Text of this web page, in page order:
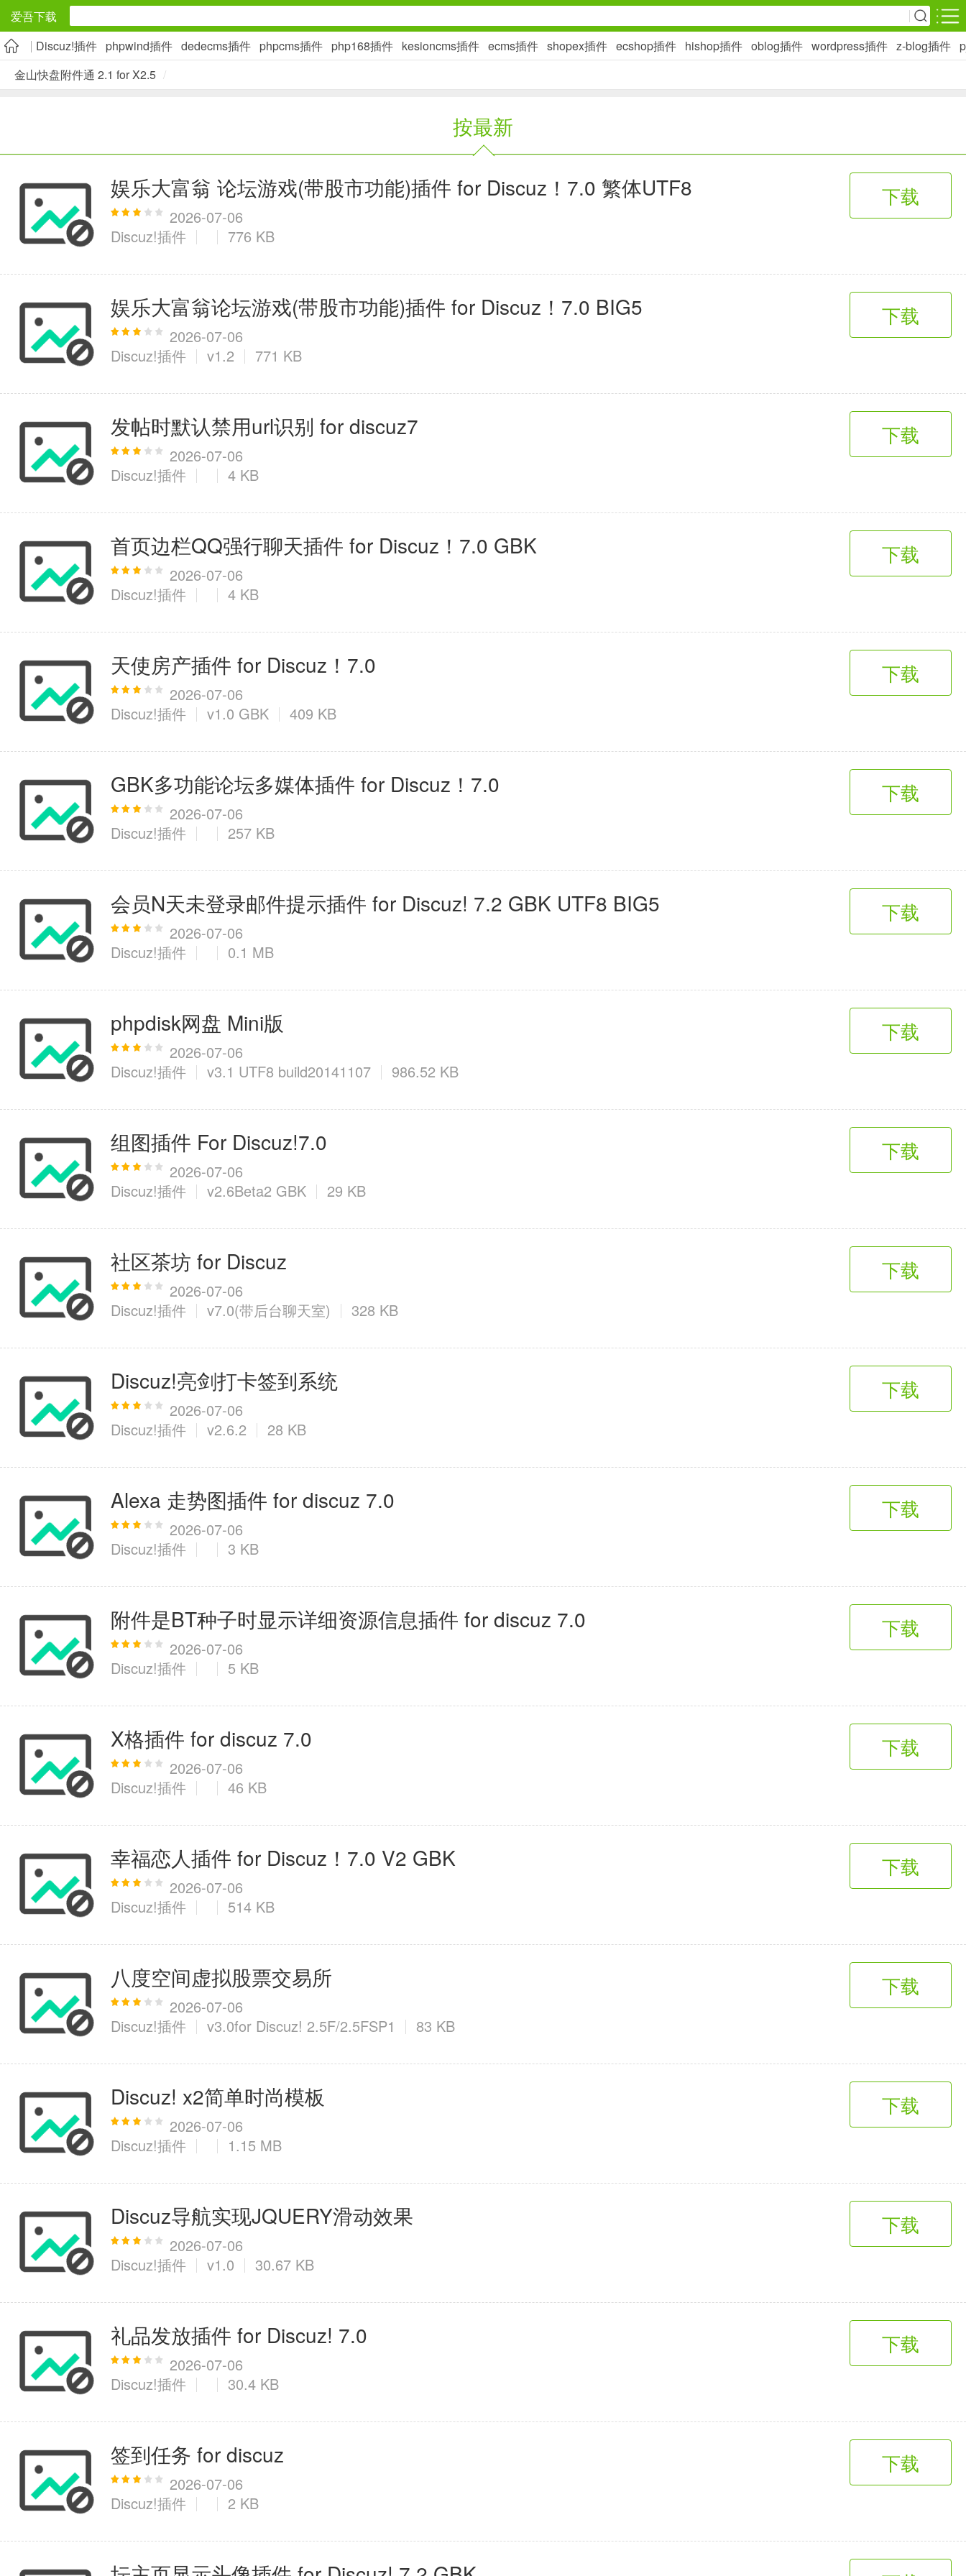
爱吾下载
安卓应用 安卓游戏
旅游出行
社交通讯
2千+款应用
影音播放
实用工具
2万+款应用
金融理财
6千+款应用
资讯阅读
1万+款应用
学习办公
3万+款应用
生活服务
医疗健康
6千+款应用
2百+款应用
3千+款应用
图像拍照
9百+款应用
Discuz!插件 phpwind插件 dedecms插件 phpcms插件 php168插件 kesioncms插件 ecms插件 shopex插件 ecshop插件 hishop插件 oblog插件 wordpress插件 z-blog插件
金山快盘附件通 2.1 for X2.5 /
按最新
娱乐大富翁 论坛游戏(带股市功能)插件 for Discuz！7.0 繁体UTF8
2026-07-06
Discuz!插件
776 KB
下载
娱乐大富翁论坛游戏(带股市功能)插件 for Discuz！7.0 BIG5
2026-07-06
Discuz!插件
v1.2 771 KB
下载
发帖时默认禁用url识别 for discuz7
2026-07-06
Discuz!插件
4 KB
下载
首页边栏QQ强行聊天插件 for Discuz！7.0 GBK
2026-07-06
Discuz!插件
4 KB
下载
天使房产插件 for Discuz！7.0
2026-07-06
Discuz!插件
v1.0 GBK 409 KB
下载
GBK多功能论坛多媒体插件 for Discuz！7.0
2026-07-06
Discuz!插件
257 KB
下载
会员N天未登录邮件提示插件 for Discuz! 7.2 GBK UTF8 BIG5
2026-07-06
Discuz!插件
0.1 MB
下载
phpdisk网盘 Mini版
2026-07-06
Discuz!插件
v3.1 UTF8 build20141107 986.52 KB
下载
组图插件 For Discuz!7.0
2026-07-06
Discuz!插件
v2.6Beta2 GBK 29 KB
下载
社区茶坊 for Discuz
2026-07-06
Discuz!插件
v7.0(带后台聊天室) 328 KB
下载
Discuz!亮剑打卡签到系统
2026-07-06
Discuz!插件
v2.6.2 28 KB
下载
Alexa 走势图插件 for discuz 7.0
2026-07-06
Discuz!插件
3 KB
下载
附件是BT种子时显示详细资源信息插件 for discuz 7.0
2026-07-06
Discuz!插件
5 KB
下载
X格插件 for discuz 7.0
2026-07-06
Discuz!插件
46 KB
下载
幸福恋人插件 for Discuz！7.0 V2 GBK
2026-07-06
Discuz!插件
514 KB
下载
八度空间虚拟股票交易所
2026-07-06
Discuz!插件
v3.0for Discuz! 2.5F/2.5FSP1 83 KB
下载
Discuz! x2简单时尚模板
2026-07-06
Discuz!插件
1.15 MB
下载
Discuz导航实现JQUERY滑动效果
2026-07-06
Discuz!插件
v1.0 30.67 KB
下载
礼品发放插件 for Discuz! 7.0
2026-07-06
Discuz!插件
30.4 KB
下载
签到任务 for discuz
2026-07-06
Discuz!插件
2 KB
下载